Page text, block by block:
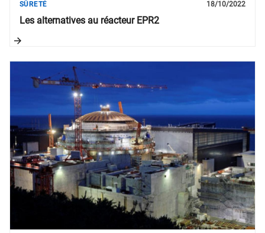
Les alternatives au réacteur EPR2
SÛRETÉ 18/10/2022